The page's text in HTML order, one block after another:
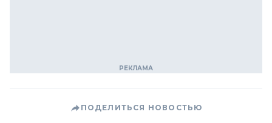
ПОДЕЛИТЬСЯ НОВОСТЬЮ